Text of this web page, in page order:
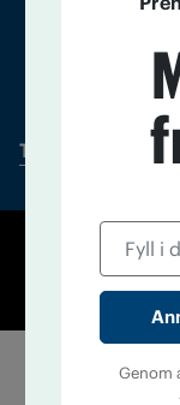
Tidningsarkiv
Genom